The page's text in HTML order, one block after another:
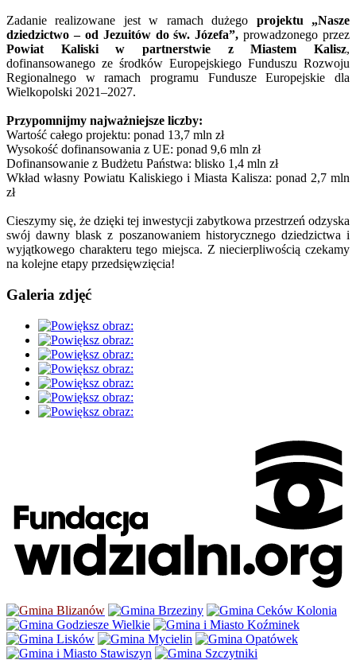
Zadanie realizowane jest w ramach dużego projektu „Nasze
dziedzictwo – od Jezuitów do św. Józefa”, prowadzonego przez
Powiat Kaliski w partnerstwie z Miastem Kalisz,
dofinansowanego ze środków Europejskiego Funduszu Rozwoju
Regionalnego w ramach programu Fundusze Europejskie dla
Wielkopolski 2021–2027.
Przypomnijmy najważniejsze liczby:
Wartość całego projektu: ponad 13,7 mln zł
Wysokość dofinansowania z UE: ponad 9,6 mln zł
Dofinansowanie z Budżetu Państwa: blisko 1,4 mln zł
Wkład własny Powiatu Kaliskiego i Miasta Kalisza: ponad 2,7 mln
zł
Cieszymy się, że dzięki tej inwestycji zabytkowa przestrzeń odzyska
swój dawny blask z poszanowaniem historycznego dziedzictwa i
wyjątkowego charakteru tego miejsca. Z niecierpliwością czekamy
na kolejne etapy przedsięwzięcia!
Galeria zdjęć